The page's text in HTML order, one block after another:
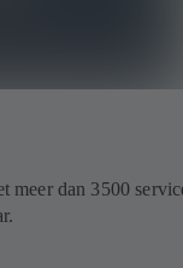
meer dan 3500